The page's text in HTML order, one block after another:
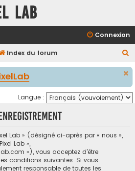
Lab
Connexion
Index du forum
e
h
e
c
Langue :
Lab » (désigné ci-après par « nous »,
Lab »,
»), vous acceptez d’être
conditions suivantes. Si vous
responsable de toutes les